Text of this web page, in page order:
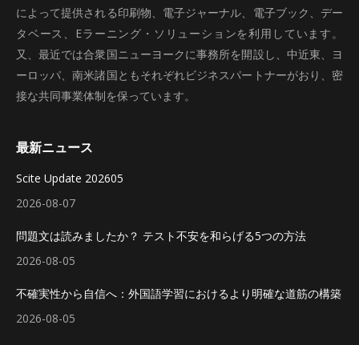
によって提供される印刷物、電子ジャーナル、電子ブック、デー
タベース、Eラーニング・ソリューションを利用しています。
又、最近では合衆国ニューヨークに事務所を開設し、中近東、ヨ
ーロッパ、南米諸国ともそれぞれビジネスパートナーがおり、密
接な共同事業体制を保っています。
最新ニュース
Scite Update 202605
2026-08-07
問題文は読みましたか？ テスト不安を和らげる5つの方法
2026-08-05
不確実性から自信へ：外国語学習におけるより明確な道筋の構築
2026-08-05